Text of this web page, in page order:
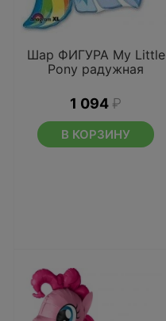
Шар ФИГУРА My Little
Pony радужная
1 094 ₽
В КОРЗИНУ